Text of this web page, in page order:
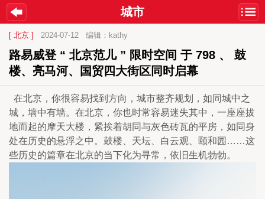
城市
[ 北京 ] 2024-07-12 编辑：kathy
路易威登 “ 北京范儿 ” 限时空间 于 798 、 鼓
楼、亮马河、国贸四大街区同时启幕
在北京，你很容易找到方向，城市整齐规划，如同城中之
城，墙中有墙。在北京，你也时常容易迷失其中，一座座拔
地而起的摩天大楼，紧挨着胡同与灰色砖瓦的平房，如同身
处在历史的悬浮之中。鼓楼、天坛、白云观、颐和园……这
些历史的篇章在北京的当下化为寻常，依旧生机勃勃。